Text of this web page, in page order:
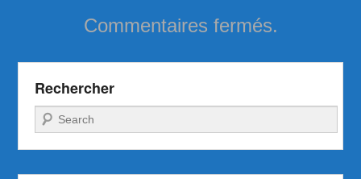
Commentaires fermés.
Rechercher
Recherche